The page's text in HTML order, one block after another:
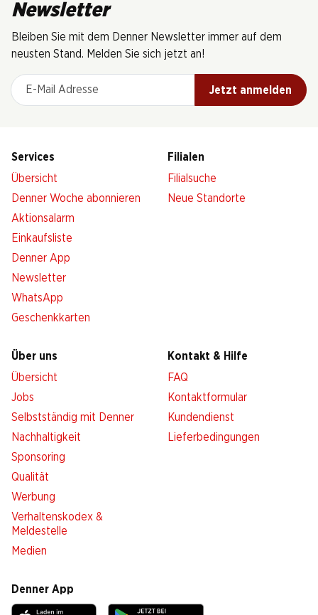
Newsletter
Bleiben Sie mit dem Denner Newsletter immer auf dem
neusten Stand. Melden Sie sich jetzt an!
E-Mail Adresse
Jetzt anmelden
Services
Übersicht
Denner Woche abonnieren
Aktionsalarm
Einkaufsliste
Denner App
Newsletter
WhatsApp
Geschenkkarten
Filialen
Filialsuche
Neue Standorte
Über uns
Übersicht
Jobs
Selbstständig mit Denner
Nachhaltigkeit
Sponsoring
Qualität
Werbung
Verhaltenskodex &
Meldestelle
Medien
Kontakt & Hilfe
FAQ
Kontaktformular
Kundendienst
Lieferbedingungen
Denner App